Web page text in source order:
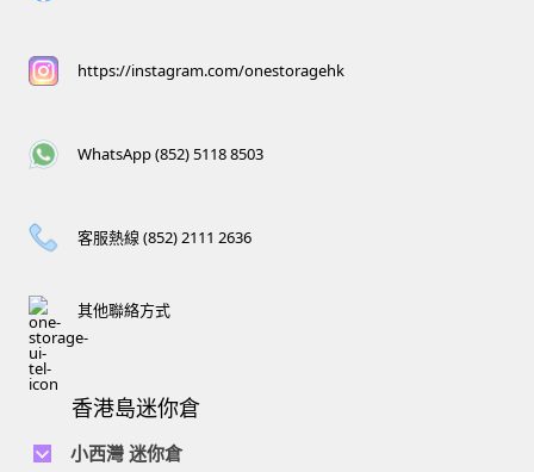
https://instagram.com/onestoragehk
WhatsApp (852) 5118 8503
客服熱線 (852) 2111 2636
其他聯絡方式
香港島迷你倉
小西灣 迷你倉